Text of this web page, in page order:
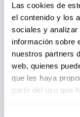
Las cookies de
el contenido y los
sociales y
información sobre
nuestros partners
web, quienes
que les haya
partir del uso que
offline
de
Esta
del
en los
cultura